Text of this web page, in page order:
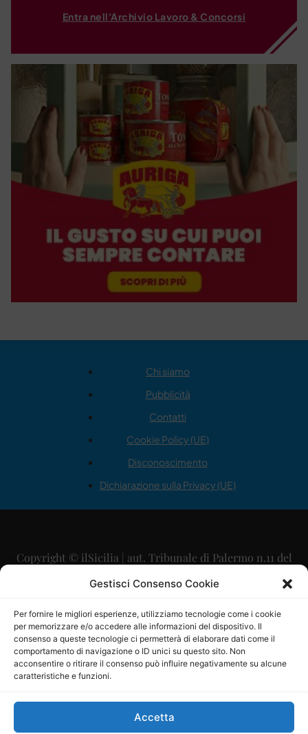
Gestisci Consenso Cookie
Per fornire le migliori esperienze, utilizziamo tecnologie come i cookie
per memorizzare e/o accedere alle informazioni del dispositivo. Il
consenso a queste tecnologie ci permetterà di elaborare dati come il
comportamento di navigazione o ID unici su questo sito. Non
acconsentire o ritirare il consenso può influire negativamente su alcune
caratteristiche e funzioni.
Accetta
Entra nell'Archivio Lavoro & Concorsi
Chi siamo
Pubblicità
Contatti
Cookie Policy (UE)
Disconoscimento
Dichiarazione sulla Privacy (UE)
Copyright © ilSicilia | aut. Tribunale di Palermo n.11 del
29/09/2015
Direttore Editoriale: Maurizio Scaglione
Direttore Responsabile: Maria Calabrese
P.IVA: 06334930820